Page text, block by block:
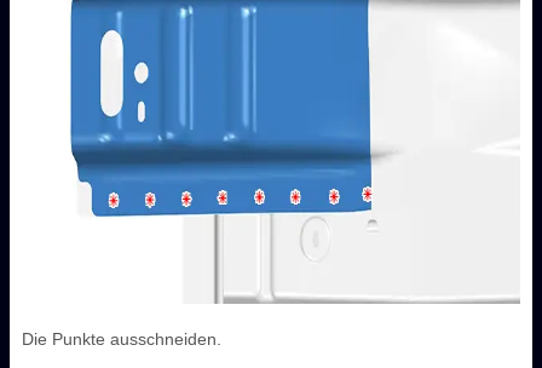
Die Punkte ausschneiden.